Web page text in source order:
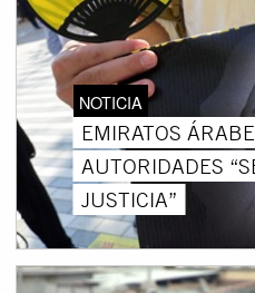
NOTICIA
EMIRATOS
AUTORIDADES
JUSTICIA”